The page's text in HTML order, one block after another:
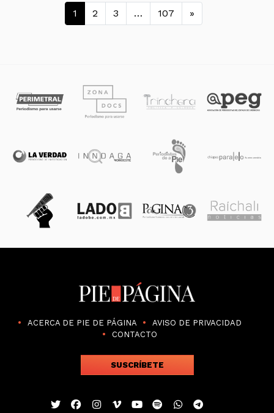
Navegación de entradas
1 2 3 … 107 »
ACERCA DE PIE DE PÁGINA
AVISO DE PRIVACIDAD
CONTACTO
SUSCRÍBETE